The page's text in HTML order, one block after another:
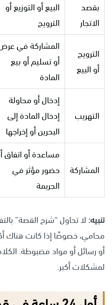
بقصد
الاتجار
البيع أو التوزيع أو
الترويج
الترويج
أو البيع
المشاركة في
أو تسليم أو بيع
المادة
التهريب
إدخال أو محاولة
إدخال المادة إلى
البحرين أو إخراجها
المشاركة
مساعدة أو اتفاق
حضور مؤثر في
الجريمة
تنبيه: لا تحاول “شرح القصة”
محامي، خصوصًا إذا كانت هناك
أو رسائل أو مواد مضبوطة.
لمشكلات أكبر.